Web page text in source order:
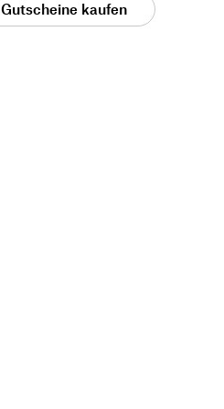
Gutscheine kaufen